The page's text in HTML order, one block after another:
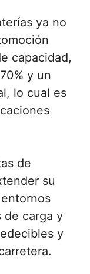
ya no
capacidad,
y un
lo cual es
de
su
de carga y
y